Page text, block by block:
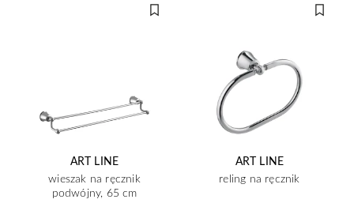
ART LINE
wieszak na ręcznik
podwójny, 65 cm
ART LINE
reling na ręcznik